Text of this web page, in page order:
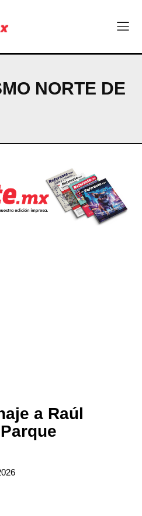
NORTE DE
a Raúl